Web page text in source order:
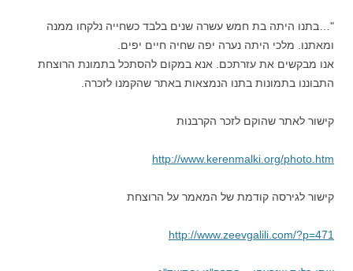
"…בתנו היתה בת חמש עשרה שנים בלבד כשחייה נלקחו ממנה
ומאתנו. מלכי היתה נערה יפה שחיה חיים יפים.
אנו מבקשים את עזרתכם. אנא במקום להסתכל בתמונת הרוצחת
התבוננו בתמונות בתנו הנמצאות באתר שהקמנו לזכרה.
קישור לאתר שהוקם לזכר הקרבנות
http://www.kerenmalki.org/photo.htm
קישור לגירסה קודמת של המאמר על הרוצחת
http://www.zeevgalili.com/?p=471